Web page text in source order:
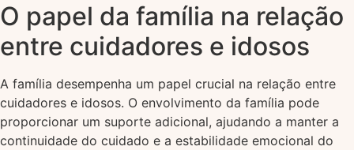
O papel da família na relação
entre cuidadores e idosos
A família desempenha um papel crucial na relação entre
cuidadores e idosos. O envolvimento da família pode
proporcionar um suporte adicional, ajudando a manter a
continuidade do cuidado e a estabilidade emocional do